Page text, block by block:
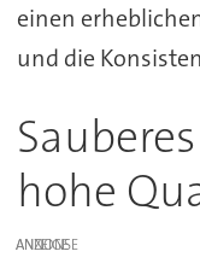
einen
und die
hohe
ANZEIGE